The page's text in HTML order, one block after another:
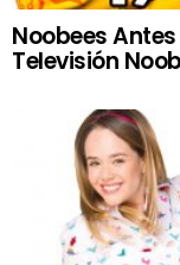
Noobees
Televisión